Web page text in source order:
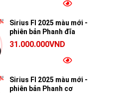
Sirius FI 2025 màu mới -
phiên bản Phanh đĩa
31.000.000VND
Sirius FI 2025 màu mới -
phiên bản Phanh cơ